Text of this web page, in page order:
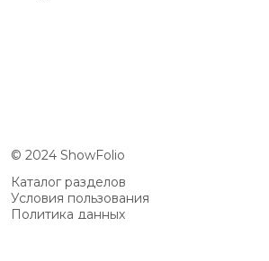
© 2024 ShowFolio
Каталог разделов
Условия пользования
Политика данных